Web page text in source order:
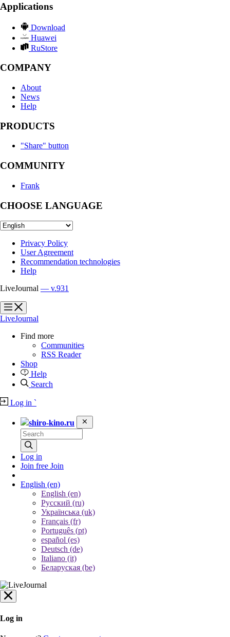
Applications
Download
Huawei
RuStore
COMPANY
About
News
Help
PRODUCTS
"Share" button
COMMUNITY
Frank
CHOOSE LANGUAGE
Privacy Policy
User Agreement
Recommendation technologies
Help
LiveJournal — v.931
?
?
LiveJournal
Find more
Communities
RSS Reader
Shop
Help
Search
Log in `
shiro-kino.ru
Log in
Join free Join
English (en)
English (en)
Русский (ru)
Українська (uk)
Français (fr)
Português (pt)
español (es)
Deutsch (de)
Italiano (it)
Беларуская (be)
Log in